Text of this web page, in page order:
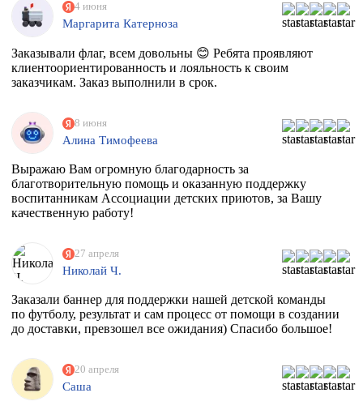
4 июня
Маргарита Катерноза
Заказывали флаг, всем довольны 😊 Ребята проявляют
клиентоориентированность и лояльность к своим
заказчикам. Заказ выполнили в срок.
8 июня
Алина Тимофеева
Выражаю Вам огромную благодарность за
благотворительную помощь и оказанную поддержку
воспитанникам Ассоциации детских приютов, за Вашу
качественную работу!
27 апреля
Николай Ч.
Заказали баннер для поддержки нашей детской команды
по футболу, результат и сам процесс от помощи в создании
до доставки, превзошел все ожидания) Спасибо большое!
20 апреля
Саша